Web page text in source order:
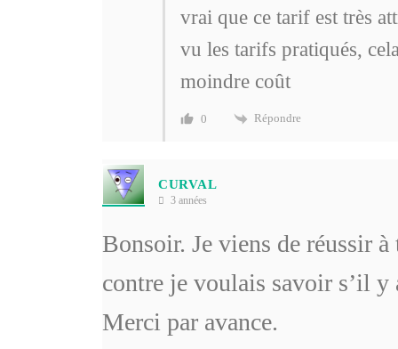
vrai que ce tarif est très
vu les tarifs pratiqués,
moindre coût
0 Répondre
CURVAL
3 années
Bonsoir. Je viens de réussir
contre je voulais savoir s’il y
Merci par avance.